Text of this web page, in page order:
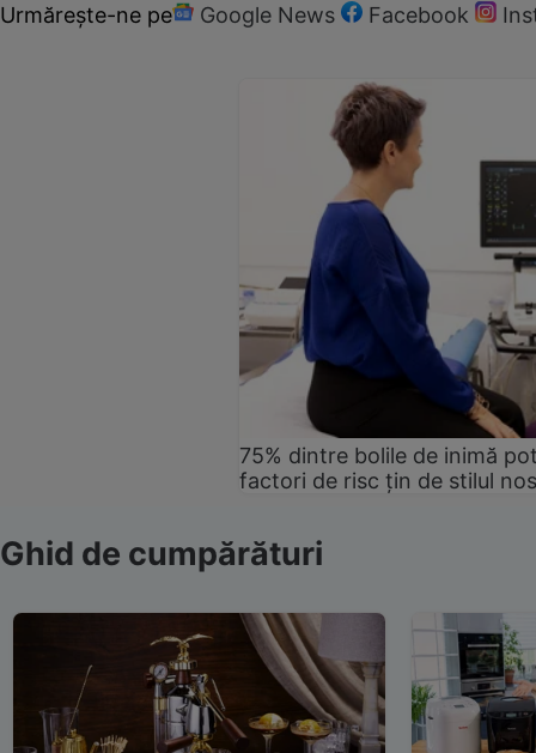
Urmărește-ne pe Google News Facebook
75% dintre bolile de inimă
factori de risc țin de stilul
Ghid de cumpărături